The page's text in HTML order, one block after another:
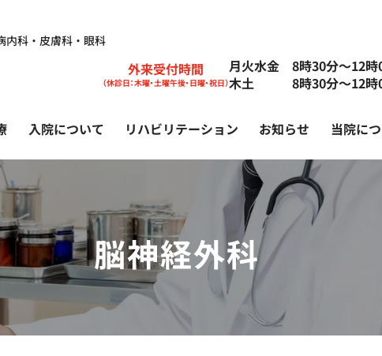
内科・皮膚科・眼科
外来受付時間
（休診日：木曜・土曜午後・日曜・祝日）
月火水金 8時30分〜12時
木土 8時30分〜12時
入院について リハビリテーション お知らせ 当院に
脳神経外科